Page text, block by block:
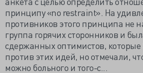
принципу «no restraint». На
противников этого принципа не
группа горячих сторонников и
сдержанных оптимистов,
против этих идей, но отмечали,
можно больного и того-с...